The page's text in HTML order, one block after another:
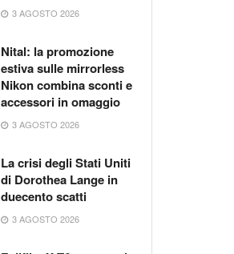
3 AGOSTO 2026
Nital: la promozione
estiva sulle mirrorless
Nikon combina sconti e
accessori in omaggio
3 AGOSTO 2026
La crisi degli Stati Uniti
di Dorothea Lange in
duecento scatti
3 AGOSTO 2026